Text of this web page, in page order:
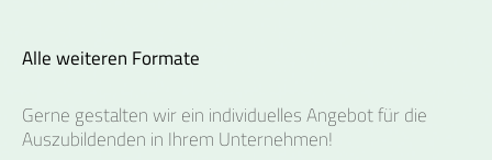
Alle weiteren Formate
Gerne gestalten wir ein individuelles Angebot für die
Auszubildenden in Ihrem Unternehmen!